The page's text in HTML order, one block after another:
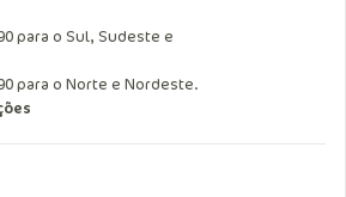
para o Sul, Sudeste e
para o Norte e Nordeste.